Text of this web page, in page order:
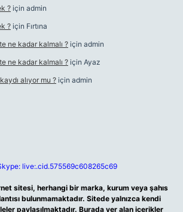
? için admin
? için Fırtına
ne kadar kalmalı ?için admin
ne kadar kalmalı ?için Ayaz
alıyor mu ? için admin
live:.cid.575569c608265c69
sitesi, herhangi bir marka, kurum veya şahıs
bulunmamaktadır. Sitede yalnızca kendi
paylaşılmaktadır. Burada yer alan içerikler